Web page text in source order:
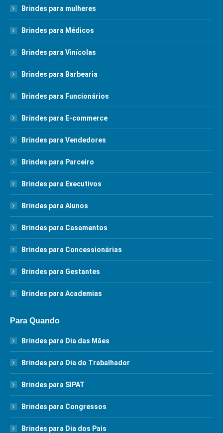
Brindes para mulheres
Brindes para Médicos
Brindes para Vinícolas
Brindes para Barbearia
Brindes para Funcionários
Brindes para E-commerce
Brindes para Vendedores
Brindes para Parceiro
Brindes para Executivos
Brindes para Alunos
Brindes para Casamentos
Brindes para Concessionárias
Brindes para Gestantes
Brindes para Academias
Para Quando
Brindes para Dia das Mães
Brindes para Dia do Trabalhador
Brindes para SIPAT
Brindes para Congressos
Brindes para Dia dos Pais